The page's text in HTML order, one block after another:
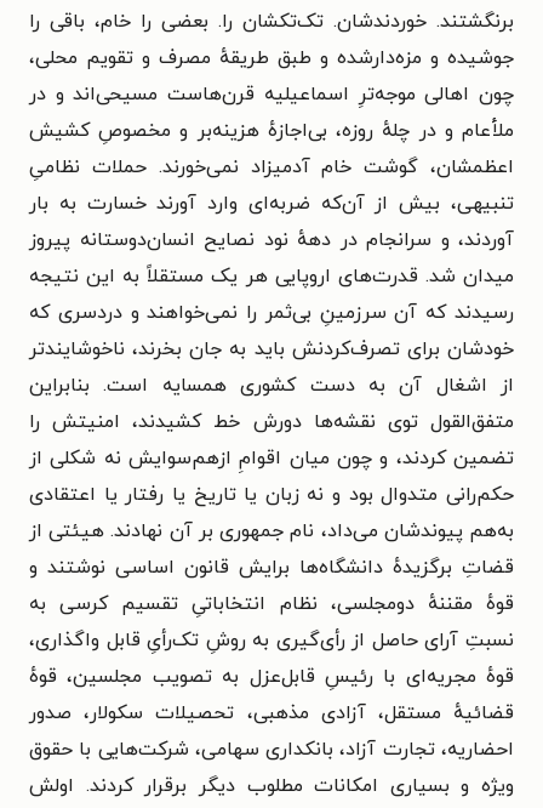
برنگشتند. خوردندشان. تک‌تکشان را. بعضی را خام، باقی را
جوشیده و مزه‌دارشده و طبق طریقهٔ مصرف و تقویم محلی،
چون اهالی موجه‌ترِ اسماعیلیه قرن‌هاست مسیحی‌اند و در
ملأعام و در چلهٔ روزه، بی‌اجازهٔ هزینه‌بر و مخصوصِ کشیش
اعظمشان، گوشت خام آدمیزاد نمی‌خورند. حملات نظامیِ
تنبیهی، بیش از آن‌که ضربه‌ای وارد آورند خسارت به بار
آوردند، و سرانجام در دههٔ نود نصایح انسان‌دوستانه پیروز
میدان شد. قدرت‌های اروپایی هر یک مستقلاً به این نتیجه
رسیدند که آن سرزمینِ بی‌ثمر را نمی‌خواهند و دردسری که
خودشان برای تصرف‌کردنش باید به جان بخرند، ناخوشایندتر
از اشغال آن به دست کشوری همسایه است. بنابراین
متفق‌القول توی نقشه‌ها دورش خط کشیدند، امنیتش را
تضمین کردند، و چون میان اقوامِ ازهم‌سوایش نه شکلی از
حکم‌رانی متدوال بود و نه زبان یا تاریخ یا رفتار یا اعتقادی
به‌هم پیوندشان می‌داد، نام جمهوری بر آن نهادند. هیئتی از
قضاتِ برگزیدهٔ دانشگاه‌ها برایش قانون اساسی نوشتند و
قوهٔ مقننهٔ دومجلسی، نظام انتخاباتیِ تقسیم کرسی به
نسبتِ آرای حاصل از رأی‌گیری به روشِ تک‌رأیِ قابل واگذاری،
قوهٔ مجریه‌ای با رئیسِ قابل‌عزل به تصویب مجلسین، قوهٔ
قضائیهٔ مستقل، آزادی مذهبی، تحصیلات سکولار، صدور
احضاریه، تجارت آزاد، بانکداری سهامی، شرکت‌هایی با حقوق
ویژه و بسیاری امکانات مطلوب دیگر برقرار کردند. اولش